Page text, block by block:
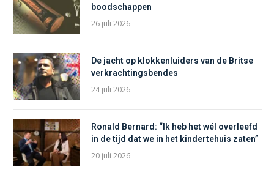
boodschappen
26 juli 2026
De jacht op klokkenluiders van de Britse
verkrachtingsbendes
24 juli 2026
Ronald Bernard: “Ik heb het wél overleefd
in de tijd dat we in het kindertehuis zaten”
20 juli 2026